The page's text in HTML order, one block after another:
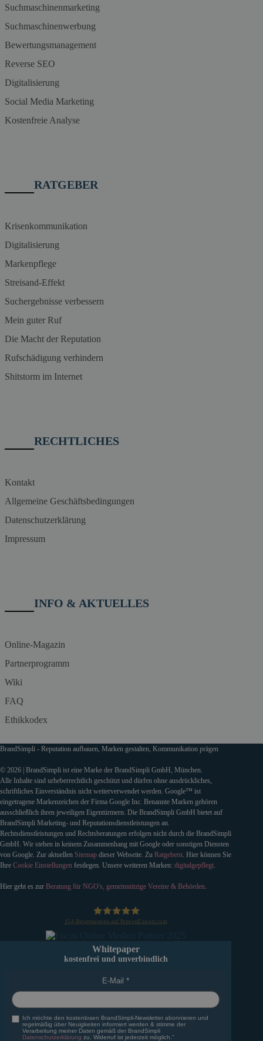
Suchmaschinenmarketing
Suchmaschinenwerbung
Bewertungsmanagement
Reverse SEO
Digitalisierung
Social Media Marketing
Kostenfreie Analyse
RATGEBER
Krisenkommunikation
Digitalisierung
Markenpflege
Streisand-Effekt
Suchergebnisse verbessern
Mein guter Ruf
Die Macht der Reputation
Rufschädigung verhindern
Shitstorm im Internet
RECHTLICHES
Kontakt
Allgemeine Geschäftsbedingungen
Datenschutzerklärung
Impressum
INFO & AKTUELLES
Online-Magazin
Partnerprogramm
Wiki
FAQ
Ethikkodex
BrandSimpli - Reputation aufbauen, Marken gestalten, Kommunikation prägen
© 2026 | BrandSimpli ist eine Marke der BrandSimpli GmbH, München.
Alle Inhalte sind urheberrechtlich geschützt und dürfen ohne ausdrückliches,
schriftliches Einverständnis nicht weiterverwendet werden. Google™ ist
eingetragene Markenzeichen der Firma Google Inc. Benannte Marken gehören
ausschließlich ihren jeweiligen Eigentürmern. Die BrandSimpli GmbH bietet auf
BrandSimpli Marketing- und Reputationsdienstleistungen an.
Rechtsdienstleistungen und Rechtsberatungen erfolgen nicht durch die BrandSimpli
GmbH. Wir stehen in keinem Zusammenhang mit Google oder sonstigen Diensten
von Google. Zur aktuellen Sitemap dieser Webseite. Zu Ratgebern. Hier können Sie
Ihre Cookie Einstellungen festlegen. Unsere weiteren Marken: digitalgepflegt.
Hier geht es zur Beratung für NGO's, gemeinnützige Vereine & Behörden.
154 Bewertungen auf ProvenExpert.com
Whitepaper
kostenfrei und unverbindlich
E-Mail
Ich möchte den kostenlosen BrandSimpli-Newsletter abonnieren und
regelmäßig über Neuigkeiten informiert werden & stimme der
Verarbeitung meiner Daten gemäß der BrandSimpli
Datenschutzerklärung zu. Widerruf ist jederzeit möglich."